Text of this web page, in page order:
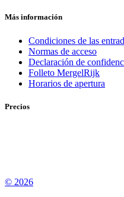
Más información
Condiciones de las
Normas de acceso
Declaración de
Folleto MergelRijk
Horarios de apertura
Precios
© 2026